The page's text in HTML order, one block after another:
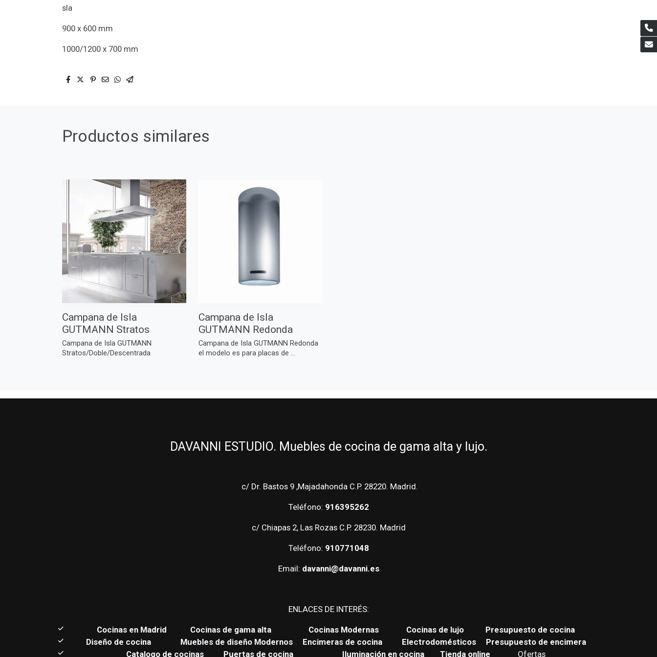
sla
900 x 600 mm
1000/1200 x 700 mm
Productos similares
Campana de Isla
GUTMANN Stratos
Campana de Isla GUTMANN
Stratos/Doble/Descentrada
Campana de Isla
GUTMANN Redonda
Campana de Isla GUTMANN Redonda
el modelo es para placas de ...
DAVANNI ESTUDIO. Muebles de cocina de gama alta y lujo.
c/ Dr. Bastos 9 ,Majadahonda C.P. 28220. Madrid.
Teléfono: 916395262
c/ Chiapas 2, Las Rozas C.P. 28230. Madrid
Teléfono: 910771048
Email: davanni@davanni.es
ENLACES DE INTERÉS:
Cocinas en Madrid Cocinas de gama alta Cocinas Modernas Cocinas de lujo
Presupuesto de cocina
Diseño de cocina
Muebles de diseño Modernos Encimeras de cocina Electrodomésticos
Presupuesto de encimera
Catalogo de cocinas
Puertas de cocina Iluminación en cocina Tienda online Ofertas